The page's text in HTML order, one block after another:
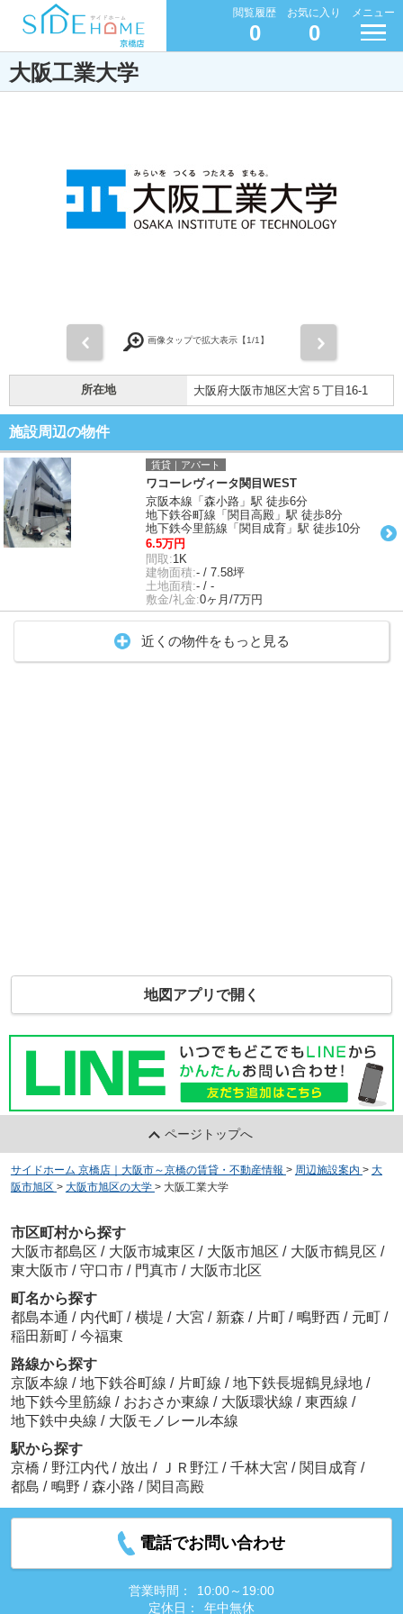
閲覧履歴
0
お気に入り
0
メニュー
大阪工業大学
画像タップで拡大表示【1/1】
所在地 大阪府大阪市旭区大宮５丁目16-1
施設周辺の物件
賃貸｜アパート
ワコーレヴィータ関目WEST
京阪本線「森小路」駅 徒歩6分
地下鉄谷町線「関目高殿」駅 徒歩8分
地下鉄今里筋線「関目成育」駅 徒歩10分
6.5万円
間取:1K
建物面積:- / 7.58坪
土地面積:- / -
敷金/礼金:0ヶ月/7万円
近くの物件をもっと見る
地図アプリで開く
ページトップへ
サイドホーム 京橋店｜大阪市～京橋の賃貸・不動産情報 > 周辺施設案内 > 大
阪市旭区 > 大阪市旭区の大学 > 大阪工業大学
市区町村から探す
大阪市都島区 / 大阪市城東区 / 大阪市旭区 / 大阪市鶴見区 /
東大阪市 / 守口市 / 門真市 / 大阪市北区
町名から探す
都島本通 / 内代町 / 横堤 / 大宮 / 新森 / 片町 / 鴫野西 / 元町 /
稲田新町 / 今福東
路線から探す
京阪本線 / 地下鉄谷町線 / 片町線 / 地下鉄長堀鶴見緑地 /
地下鉄今里筋線 / おおさか東線 / 大阪環状線 / 東西線 /
地下鉄中央線 / 大阪モノレール本線
駅から探す
京橋 / 野江内代 / 放出 / ＪＲ野江 / 千林大宮 / 関目成育 /
都島 / 鴫野 / 森小路 / 関目高殿
電話でお問い合わせ
営業時間：
10:00～19:00
定休日：
年中無休